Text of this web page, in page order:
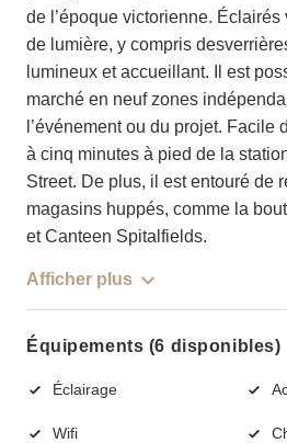
de l’époque victorienne.
de lumière, y compris
lumineux et accueillant. Il est
marché en neuf zones
l’événement ou du projet. Facile
à cinq minutes à pied de la
Street. De plus, il est entouré de
magasins huppés, comme la
et Canteen Spitalfields.
Afficher plus
Équipements (6 disponibles)
Éclairage
Wifi